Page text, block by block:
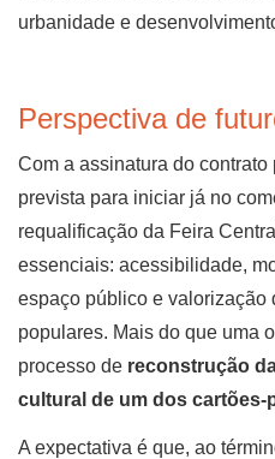
urbanidade e
Perspectiva de
Com a assinatura do contrato
prevista para iniciar já no
requalificação da Feira
essenciais: acessibilidade,
espaço público e valorização
populares. Mais do que uma
processo de reconstrução
cultural de um dos
A expectativa é que, ao